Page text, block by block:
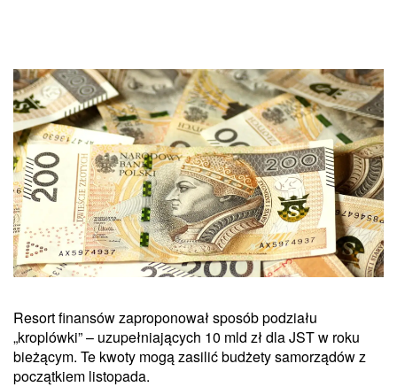
Resort finansów zaproponował sposób podziału
„kroplówki” – uzupełniających 10 mld zł dla JST w roku
bieżącym. Te kwoty mogą zasilić budżety samorządów z
początkiem listopada.